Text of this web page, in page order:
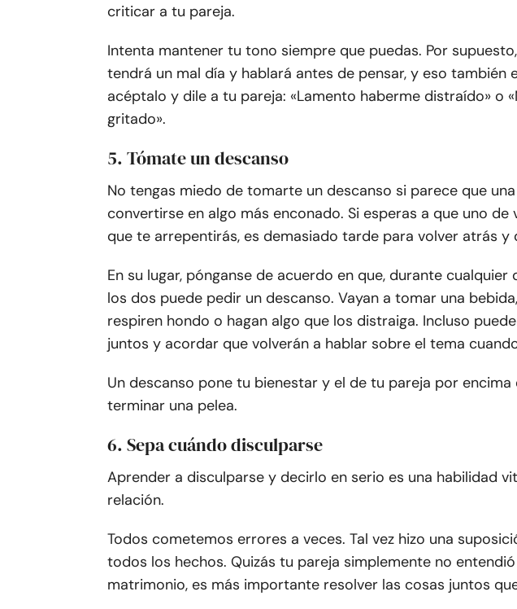
criticar a tu pareja.
Intenta mantener tu tono siempre que puedas. Por
tendrá un mal día y hablará antes de pensar, y eso también
acéptalo y dile a tu pareja: «Lamento haberme distraído» o
gritado».
5. Tómate un descanso
No tengas miedo de tomarte un descanso si parece que
convertirse en algo más enconado. Si esperas a que uno
que te arrepentirás, es demasiado tarde para volver atrás y
En su lugar, pónganse de acuerdo en que, durante cualquier
los dos puede pedir un descanso. Vayan a tomar una
respiren hondo o hagan algo que los distraiga. Incluso
juntos y acordar que volverán a hablar sobre el tema
Un descanso pone tu bienestar y el de tu pareja por encima
terminar una pelea.
6. Sepa cuándo disculparse
Aprender a disculparse y decirlo en serio es una habilidad
relación.
Todos cometemos errores a veces. Tal vez hizo una
todos los hechos. Quizás tu pareja simplemente no
matrimonio, es más importante resolver las cosas juntos